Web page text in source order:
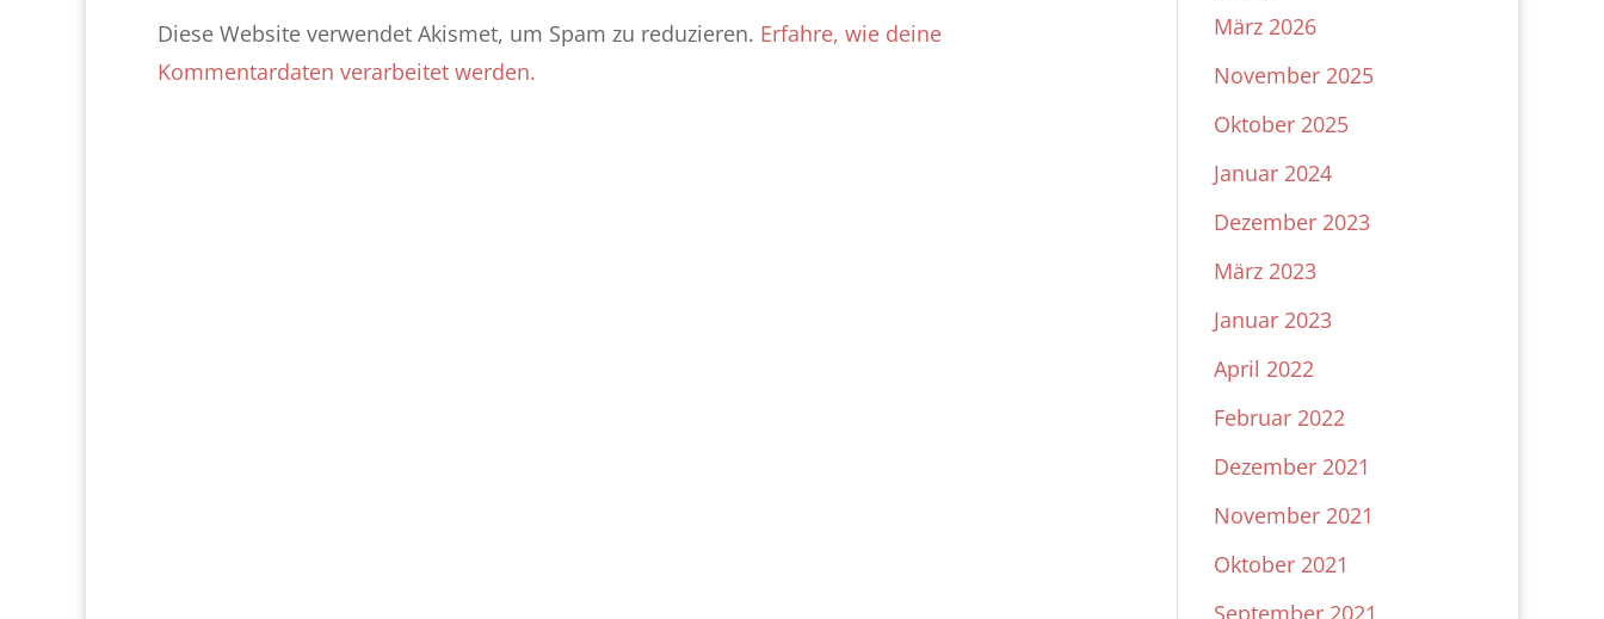
Diese Website verwendet Akismet, um Spam zu reduzieren. Erfahre, wie deine
Kommentardaten verarbeitet werden.
März 2026
November 2025
Oktober 2025
Januar 2024
Dezember 2023
März 2023
Januar 2023
April 2022
Februar 2022
Dezember 2021
November 2021
Oktober 2021
September 2021